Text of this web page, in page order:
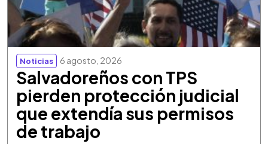
Noticias 6 agosto, 2026
Salvadoreños con TPS
pierden protección judicial
que extendía sus permisos
de trabajo